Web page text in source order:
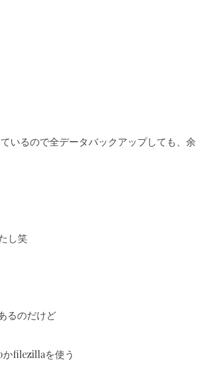
いるので全データバックアップしても、余
し笑
るのだけど
filezillaを使う